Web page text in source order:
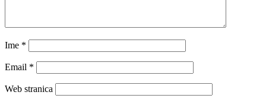
Ime *
Email *
Web stranica